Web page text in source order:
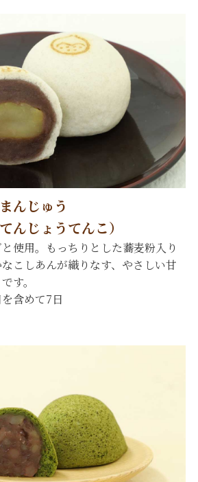
んじゅう
んじょうてんこ）
使用。もっちりとした蕎麦粉入り
こしあんが織りなす、やさしい甘
す。
含めて7日